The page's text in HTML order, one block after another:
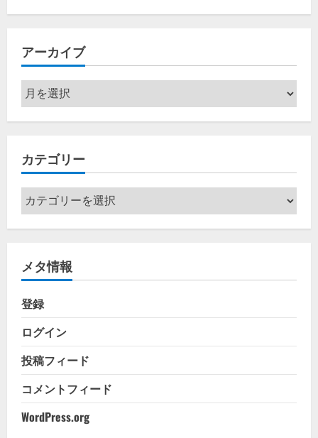
アーカイブ
ア
ー
カ
ブ
カテゴリー
カ
テ
ゴ
ー
メタ情報
登録
ログイン
投稿フィード
コメントフィード
WordPress.org